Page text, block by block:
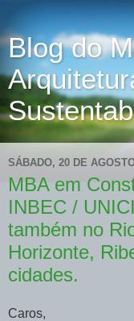
Blog do
SÁBADO, 20 DE
MBA em
INBEC /
também no
Horizonte,
cidades.
Caros,